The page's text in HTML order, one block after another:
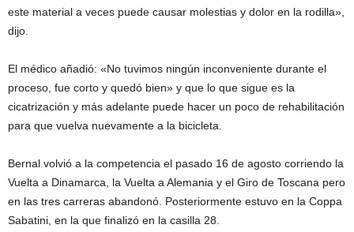
este material a veces puede causar molestias y dolor en la rodilla»,
dijo.
El médico añadió: «No tuvimos ningún inconveniente durante el
proceso, fue corto y quedó bien» y que lo que sigue es la
cicatrización y más adelante puede hacer un poco de rehabilitación
para que vuelva nuevamente a la bicicleta.
Bernal volvió a la competencia el pasado 16 de agosto corriendo la
Vuelta a Dinamarca, la Vuelta a Alemania y el Giro de Toscana pero
en las tres carreras abandonó. Posteriormente estuvo en la Coppa
Sabatini, en la que finalizó en la casilla 28.